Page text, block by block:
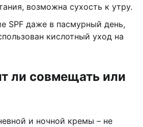
возможна сухость к утру.
SPF даже в пасмурный день,
кислотный уход на
ли совмещать или
и ночной кремы – не